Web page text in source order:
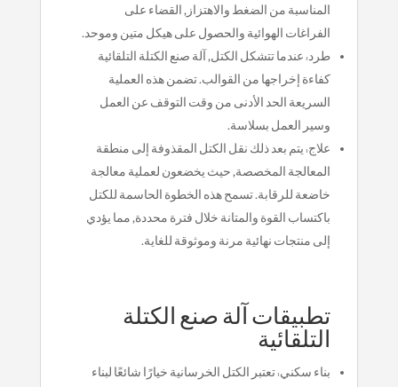
المناسبة من الضغط والاهتزاز, القضاء على
الفراغات الهوائية والحصول على هيكل متين وموحد.
طرد: عندما تتشكل الكتل, آلة صنع الكتلة التلقائية
كفاءة إخراجها من القوالب. تضمن هذه العملية
السريعة الحد الأدنى من وقت التوقف عن العمل
وسير العمل بسلاسة.
علاج: يتم بعد ذلك نقل الكتل المقذوفة إلى منطقة
المعالجة المخصصة, حيث يخضعون لعملية معالجة
خاضعة للرقابة. تسمح هذه الخطوة الحاسمة للكتل
باكتساب القوة والمتانة خلال فترة محددة, مما يؤدي
إلى منتجات نهائية مرنة وموثوقة للغاية.
تطبيقات آلة صنع الكتلة
التلقائية
بناء سكني: تعتبر الكتل الخرسانية خيارًا شائعًا لبناء